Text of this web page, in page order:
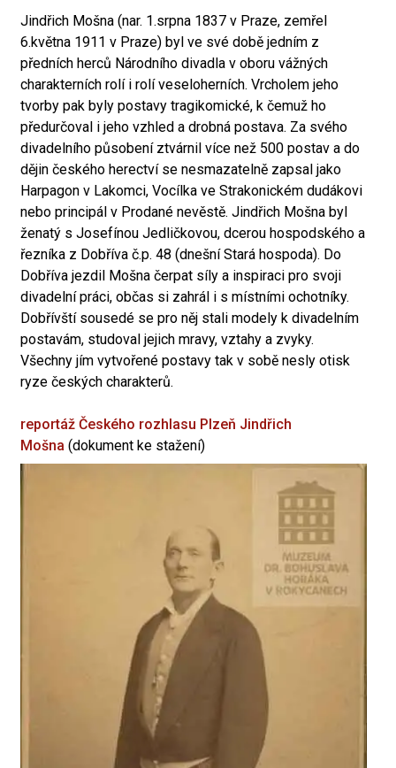
Jindřich Mošna (nar. 1.srpna 1837 v Praze, zemřel
6.května 1911 v Praze) byl ve své době jedním z
předních herců Národního divadla v oboru vážných
charakterních rolí i rolí veseloherních. Vrcholem jeho
tvorby pak byly postavy tragikomické, k čemuž ho
předurčoval i jeho vzhled a drobná postava. Za svého
divadelního působení ztvárnil více než 500 postav a do
dějin českého herectví se nesmazatelně zapsal jako
Harpagon v Lakomci, Vocílka ve Strakonickém dudákovi
nebo principál v Prodané nevěstě. Jindřich Mošna byl
ženatý s Josefínou Jedličkovou, dcerou hospodského a
řezníka z Dobříva č.p. 48 (dnešní Stará hospoda). Do
Dobříva jezdil Mošna čerpat síly a inspiraci pro svoji
divadelní práci, občas si zahrál i s místními ochotníky.
Dobřívští sousedé se pro něj stali modely k divadelním
postavám, studoval jejich mravy, vztahy a zvyky.
Všechny jím vytvořené postavy tak v sobě nesly otisk
ryze českých charakterů.
reportáž Českého rozhlasu Plzeň Jindřich
Mošna (dokument ke stažení)